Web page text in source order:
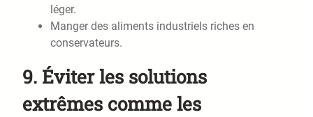
léger.
Manger des aliments industriels riches en
conservateurs.
9. Éviter les solutions
extrêmes comme les